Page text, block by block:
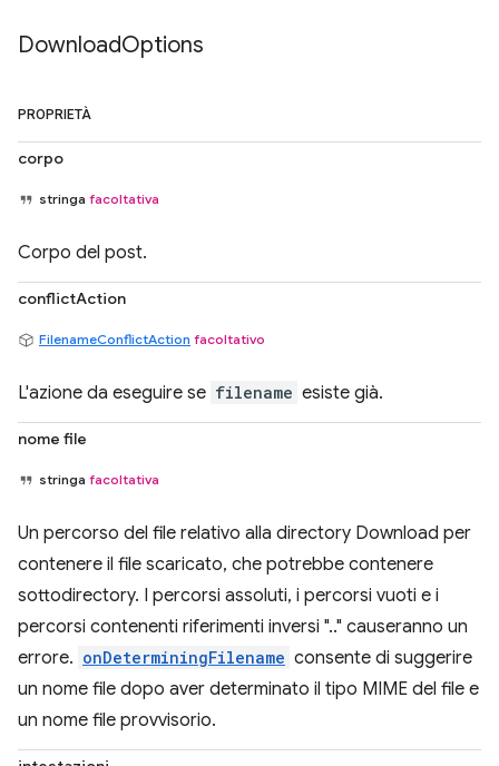
DownloadOptions
PROPRIETÀ
corpo
stringa facoltativa
Corpo del post.
conflictAction
FilenameConflictAction facoltativo
L'azione da eseguire se filename esiste già.
nome file
stringa facoltativa
Un percorso del file relativo alla directory Download per
contenere il file scaricato, che potrebbe contenere
sottodirectory. I percorsi assoluti, i percorsi vuoti e i
percorsi contenenti riferimenti inversi ".." causeranno un
errore. onDeterminingFilename consente di suggerire
un nome file dopo aver determinato il tipo MIME del file e
un nome file provvisorio.